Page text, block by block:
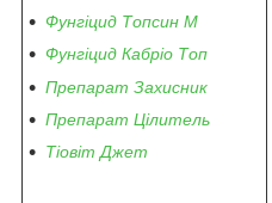
Фунгіцид Топсин М
Фунгіцид Кабріо Топ
Препарат Захисник
Препарат Цілитель
Тіовіт Джет